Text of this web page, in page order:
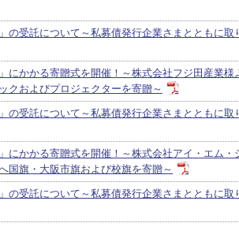
の受託について～私募債発行企業さまとともに取
にかかる寄贈式を開催！～株式会社フジ田産業様
クおよびプロジェクターを寄贈～
の受託について～私募債発行企業さまとともに取
にかかる寄贈式を開催！～株式会社アイ・エム
国旗・大阪市旗および校旗を寄贈～
の受託について～私募債発行企業さまとともに取